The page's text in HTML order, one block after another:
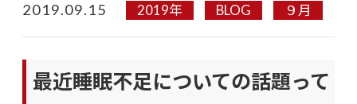
2019.09.15 2019年 BLOG ９月
最近睡眠不足についての話題って